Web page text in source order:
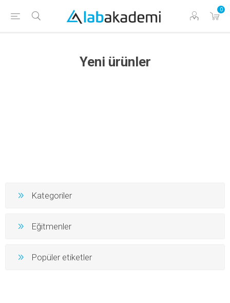
0
Yeni ürünler
Kategoriler
Eğitmenler
Popüler etiketler